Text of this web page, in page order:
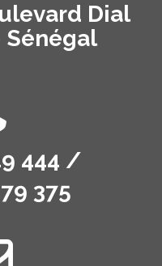
Dial
Sénégal
444 /
375